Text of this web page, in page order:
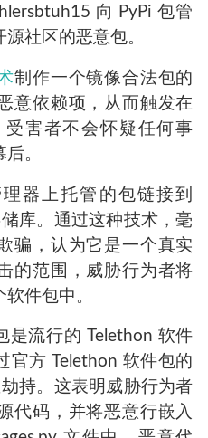
向 PyPi 包管
社区的恶意包。
制作一个镜像合法包的
意依赖项，从而触发在
害者不会怀疑任何事
。
器上托管的包链接到
库。通过这种技术，毫
骗，认为它是一个真实
的范围，威胁行为者将
件包中。
是流行的 Telethon 软件
官方 Telethon 软件包的
持。这表明威胁行为者
代码，并将恶意行嵌入